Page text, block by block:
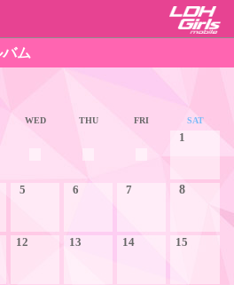
ム
WED THU FRI SAT
1
5 6 7 8
12 13 14 15